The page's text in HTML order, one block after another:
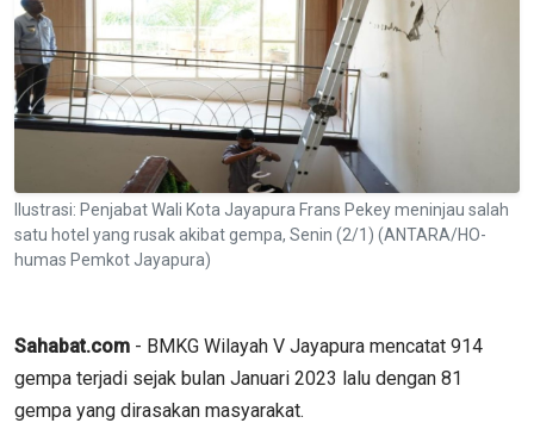
Ilustrasi: Penjabat Wali Kota Jayapura Frans Pekey meninjau salah
satu hotel yang rusak akibat gempa, Senin (2/1) (ANTARA/HO-
humas Pemkot Jayapura)
Sahabat.com - BMKG Wilayah V Jayapura mencatat 914
gempa terjadi sejak bulan Januari 2023 lalu dengan 81
gempa yang dirasakan masyarakat.